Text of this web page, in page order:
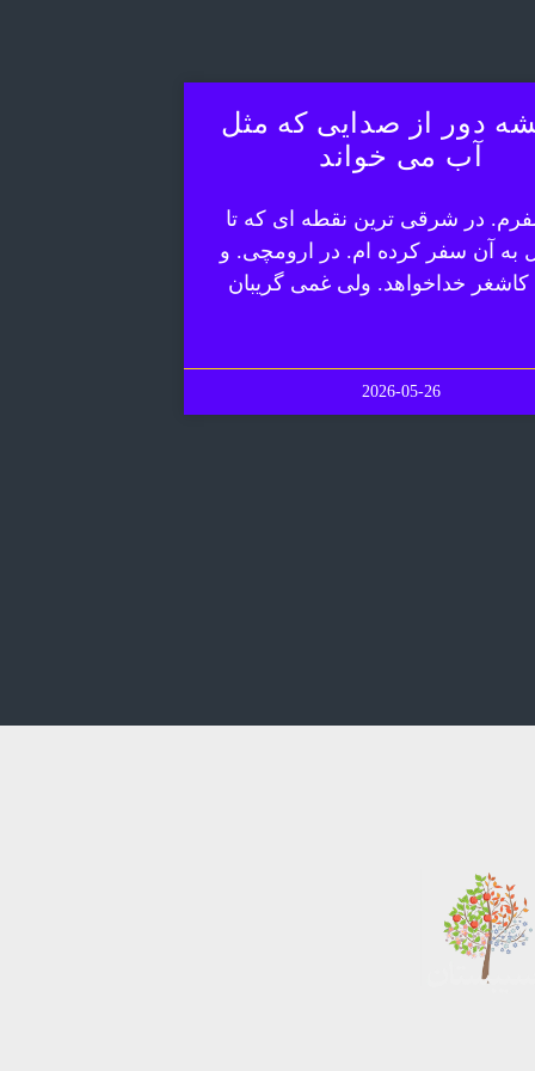
دور از صدایی که مثل
آب می خواند
در شرقی ترین نقطه ای که تا
به آن سفر کرده ام. در ارومچی. و
کاشغر خداخواهد. ولی غمی گریبان
2026-05-26